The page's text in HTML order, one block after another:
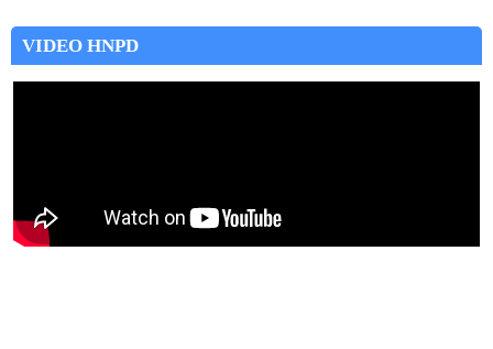
VIDEO HNPD